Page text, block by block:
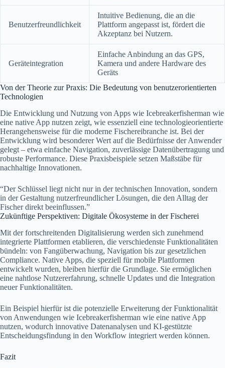
Benutzerfreundlichkeit
Intuitive Bedienung, die an die
Plattform angepasst ist, fördert die
Akzeptanz bei Nutzern.
Geräteintegration
Einfache Anbindung an das GPS,
Kamera und andere Hardware des
Geräts
Von der Theorie zur Praxis: Die Bedeutung von benutzerorientierten
Technologien
Die Entwicklung und Nutzung von Apps wie Icebreakerfisherman wie
eine native App nutzen zeigt, wie essenziell eine technologieorientierte
Herangehensweise für die moderne Fischereibranche ist. Bei der
Entwicklung wird besonderer Wert auf die Bedürfnisse der Anwender
gelegt – etwa einfache Navigation, zuverlässige Datenübertragung und
robuste Performance. Diese Praxisbeispiele setzen Maßstäbe für
nachhaltige Innovationen.
“Der Schlüssel liegt nicht nur in der technischen Innovation, sondern
in der Gestaltung nutzerfreundlicher Lösungen, die den Alltag der
Fischer direkt beeinflussen.”
Zukünftige Perspektiven: Digitale Ökosysteme in der Fischerei
Mit der fortschreitenden Digitalisierung werden sich zunehmend
integrierte Plattformen etablieren, die verschiedenste Funktionalitäten
bündeln: von Fangüberwachung, Navigation bis zur gesetzlichen
Compliance. Native Apps, die speziell für mobile Plattformen
entwickelt wurden, bleiben hierfür die Grundlage. Sie ermöglichen
eine nahtlose Nutzererfahrung, schnelle Updates und die Integration
neuer Funktionalitäten.
Ein Beispiel hierfür ist die potenzielle Erweiterung der Funktionalität
von Anwendungen wie Icebreakerfisherman wie eine native App
nutzen, wodurch innovative Datenanalysen und KI-gestützte
Entscheidungsfindung in den Workflow integriert werden können.
Fazit